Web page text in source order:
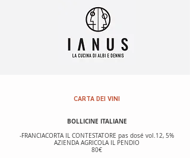
CARTA DEI VINI
BOLLICINE ITALIANE
-FRANCIACORTA IL CONTESTATORE pas dosé vol.12, 5%
AZIENDA AGRICOLA IL PENDIO
80€